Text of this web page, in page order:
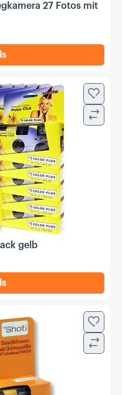
27 Fotos mit
PORST LeBox
Zur
gelb
KIIPO Einwegkamera 15er
Zur